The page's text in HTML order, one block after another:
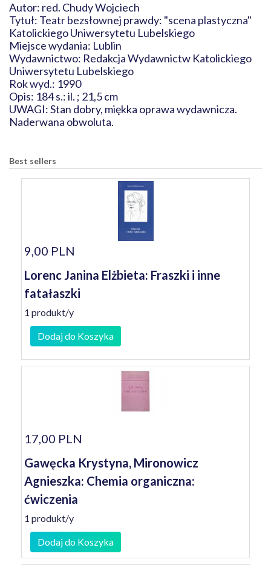
Autor: red. Chudy Wojciech
Tytuł: Teatr bezsłownej prawdy: "scena plastyczna"
Katolickiego Uniwersytetu Lubelskiego
Miejsce wydania: Lublin
Wydawnictwo: Redakcja Wydawnictw Katolickiego
Uniwersytetu Lubelskiego
Rok wyd.: 1990
Opis: 184 s.: il. ; 21,5 cm
UWAGI: Stan dobry, miękka oprawa wydawnicza.
Naderwana obwoluta.
Best sellers
9,00 PLN
Lorenc Janina Elżbieta: Fraszki i inne
fatałaszki
1 produkt/y
Dodaj do Koszyka
17,00 PLN
Gawęcka Krystyna, Mironowicz
Agnieszka: Chemia organiczna:
ćwiczenia
1 produkt/y
Dodaj do Koszyka